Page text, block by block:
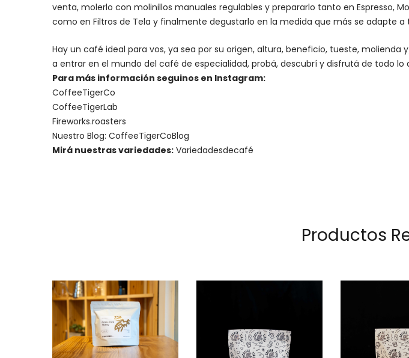
venta, molerlo con molinillos manuales regulables y prepararlo tanto en Espresso,
como en Filtros de Tela y finalmente degustarlo en la medida que más se adapte a
Hay un café ideal para vos, ya sea por su origen, altura, beneficio, tueste,
a entrar en el mundo del café de especialidad, probá, descubrí y disfrutá de todo
Para más información seguinos en Instagram:
CoffeeTigerCo
CoffeeTigerLab
Fireworks.roasters
Nuestro Blog: CoffeeTigerCoBlog
Mirá nuestras variedades: Variedadesdecafé
Productos